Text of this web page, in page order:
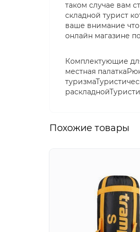
таком случае вам
складной турист
ваше внимание
онлайн магазине
Комплектующие
местная
Похожие товары